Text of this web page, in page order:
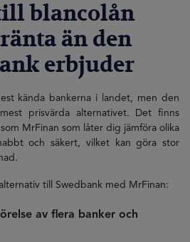
blancolån
än den
erbjuder
kända bankerna i landet, men den
prisvärda alternativet. Det finns
MrFinan som låter dig jämföra olika
och säkert, vilket kan göra stor
till Swedbank med MrFinan:
av flera banker och